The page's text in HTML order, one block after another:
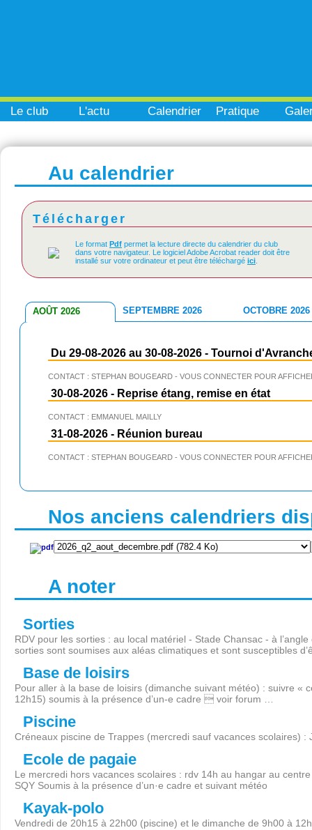
Le club L'actu Calendrier Pratique
Au calendrier
Télécharger
Le format Pdf permet la lecture directe du calendrier du club
dans votre navigateur. Le logiciel Adobe Acrobat reader doit être
installé sur votre ordinateur et peut être téléchargé ici
AOÛT 2026 SEPTEMBRE 2026 OCTOBRE 2026
Du 29-08-2026 au 30-08-2026 - Tournoi
CONTACT : STEPHAN BOUGEARD - VOUS CONNECTER POUR
30-08-2026 - Reprise étang, remise en état
CONTACT : EMMANUEL MAILLY
31-08-2026 - Réunion bureau
CONTACT : STEPHAN BOUGEARD - VOUS CONNECTER POUR
Nos anciens calendriers
A noter
Sorties
RDV pour les sorties : au local matériel - Stade Chansac - à
sorties sont soumises aux aléas climatiques et sont susceptibles
Base de loisirs
Pour aller à la base de loisirs (dimanche suivant météo) : suivre
12h15) soumis à la présence d’un-e cadre  voir forum …
Piscine
Créneaux piscine de Trappes (mercredi sauf vacances scolaires)
Ecole de pagaie
Le mercredi hors vacances scolaires : rdv 14h au hangar au
SQY Soumis à la présence d’un·e cadre et suivant météo
Kayak-polo
Vendredi de 20h15 à 22h00 (piscine) et le dimanche de 9h00 à